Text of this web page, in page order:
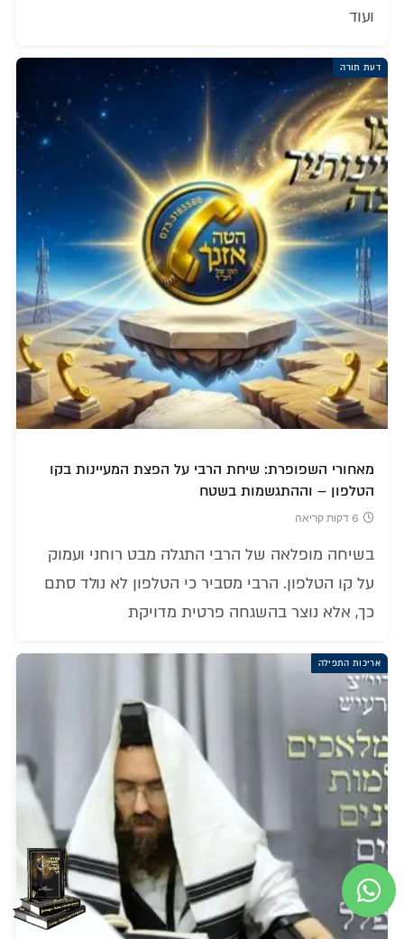
ועוד
דעת תורה
מאחורי השפופרת: שיחת הרבי על הפצת המעיינות בקו
הטלפון – וההתגשמות בשטח
6 דקות קריאה
בשיחה מופלאה של הרבי התגלה מבט רוחני ועמוק
על קו הטלפון. הרבי מסביר כי הטלפון לא נולד סתם
כך, אלא נוצר בהשגחה פרטית מדויקת
אריכות התפילה